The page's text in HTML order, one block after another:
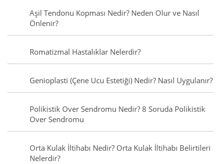
Aşil Tendonu Kopması Nedir? Neden Olur ve Nasıl
Önlenir?
Romatizmal Hastalıklar Nelerdir?
Genioplasti (Çene Ucu Estetiği) Nedir? Nasıl Uygulanır?
Polikistik Over Sendromu Nedir? 8 Soruda Polikistik
Over Sendromu
Orta Kulak İltihabı Nedir? Orta Kulak İltihabı Belirtileri
Nelerdir?